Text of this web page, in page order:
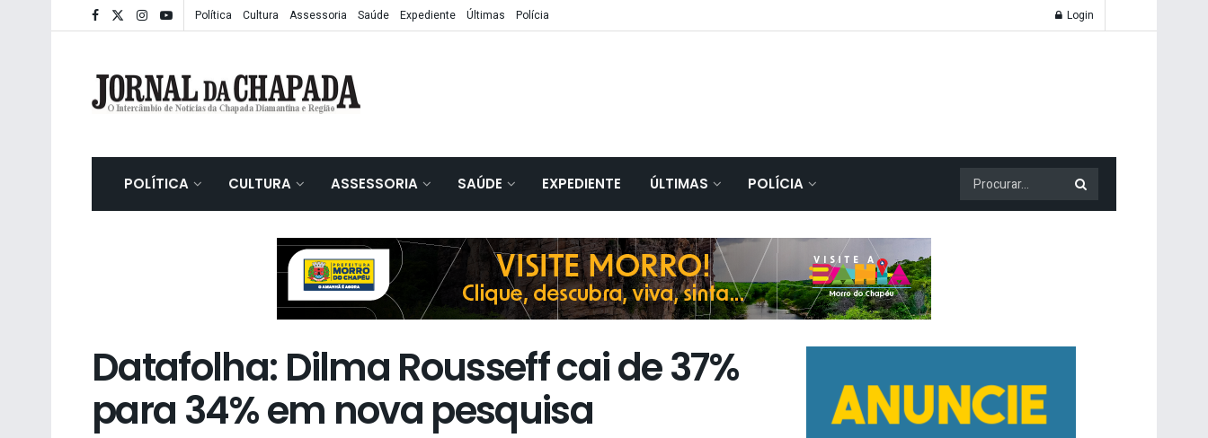
Política Cultura Assessoria Saúde Expediente Últimas Polícia Login
POLÍTICA CULTURA ASSESSORIA SAÚDE EXPEDIENTE ÚLTIMAS POLÍCIA
Datafolha: Dilma Rousseff cai de 37%
para 34% em nova pesquisa